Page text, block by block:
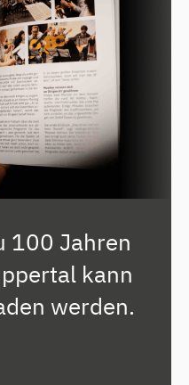
100 Jahren
kann
werden.